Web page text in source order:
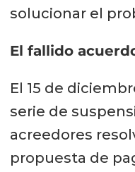
solucionar el
El fallido
El 15 de
serie de
acreedores
propuesta de